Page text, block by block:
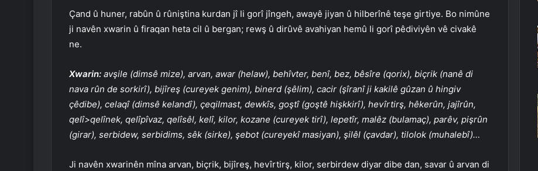
Çand û huner, rabûn û rûniştina kurdan jî li gorî jîngeh, awayê jiyan û hilberînê teşe girtiye. Bo nimûne
ji navên xwarin û firaqan heta cil û bergan; rewş û dirûvê avahiyan hemû li gorî pêdiviyên vê civakê
ne.
Xwarin: avşile (dimsê mize), arvan, awar (helaw), behîvter, benî, bez, bêsîre (qorix), biçrik (nanê di
nava rûn de sorkirî), bijîreş (cureyek genim), binerd (şêlim), cacir (şîranî ji kakilê gûzan û hingiv
çêdibe), celaqî (dimsê kelandî), çeqilmast, dewkîs, goştî (goştê hişkkirî), hevîrtirş, hêkerûn, jajîrûn,
qelî>qelînek, qelîpîvaz, qelîsêl, kelî, kilor, kozane (cureyek tirî), lepetîr, malêz (bulamaç), parêv, pişrûn
(girar), serbidew, serbidims, sêk (sirke), şebot (cureyekî masiyan), şilêl (çavdar), tilolok (muhalebî)…
Ji navên xwarinên mîna arvan, biçrik, bijîreş, hevîrtirş, kilor, serbirdew diyar dibe dan, savar û arvan di